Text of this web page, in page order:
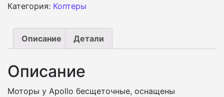
Категория: Коптеры
Описание Детали
Описание
Моторы у Apollo бесщеточные, оснащены